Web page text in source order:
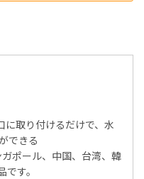
取り付けるだけで、水
できる
ポール、中国、台湾、韓
す。